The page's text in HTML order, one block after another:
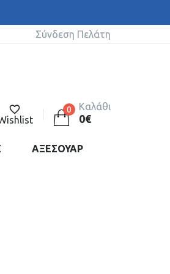
Σύνδεση Πελάτη
0 Καλάθι
0€
ΑΞΕΣΟΥΑΡ